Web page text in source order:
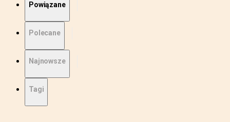
Powiązane
Polecane
Najnowsze
Tagi